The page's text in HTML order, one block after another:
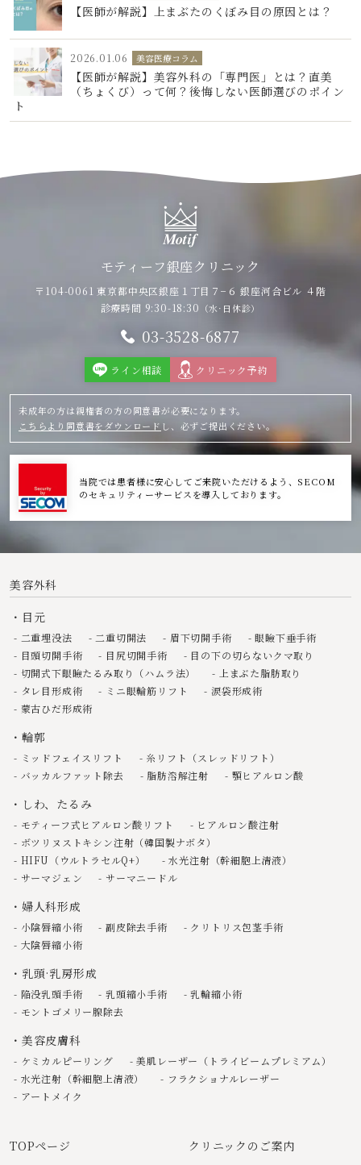
【医師が解説】上まぶたのくぼみ目の原因とは？
2026.01.06 美容医療コラム
【医師が解説】美容外科の「専門医」とは？直美
（ちょくび）って何？後悔しない医師選びのポイン
ト
モティーフ銀座クリニック
〒104-0061 東京都中央区銀座１丁目７−６銀座河合ビル ４階
診療時間 9:30-18:30 （水·日休診）
03-3528-6877
ライン相談 クリニック予約
未成年の方は親権者の方の同意書が必要になります。
こちらより同意書をダウンロード し、必ずご提出ください。
当院では患者様に安心してご来院いただけるよう、SECOM
のセキュリティーサービスを導入しております。
TOPページ
クリニックのご案内
美容外科
目元
二重埋没法 二重切開法 眉下切開手術
眼瞼下垂手術
目頭切開手術
目尻切開手術
目の下の切らないクマ取り
切開式下眼瞼たるみ取り（ハムラ法）
上まぶた脂肪取り
タレ目形成術
ミニ眼輪筋リフト
涙袋形成術
蒙古ひだ形成術
輪郭
ミッドフェイスリフト
糸リフト（スレッドリフト）
バッカルファット除去
脂肪溶解注射 顎ヒアルロン酸
しわ、たるみ
モティーフ式ヒアルロン酸リフト
ヒアルロン酸注射
ボツリヌストキシン注射（韓国製ナボタ）
HIFU（ウルトラセルQ+）
水光注射（幹細胞上清液）
サーマジェン
サーマニードル
婦人科形成
小陰唇縮小術 副皮除去手術
クリトリス包茎手術
大陰唇縮小術
乳頭·乳房形成
陥没乳頭手術 乳頭縮小手術
乳輪縮小術
モントゴメリー腺除去
美容皮膚科
ケミカルピーリング
美肌レーザー（トライビームプレミアム）
水光注射（幹細胞上清液）
フラクショナルレーザー
アートメイク